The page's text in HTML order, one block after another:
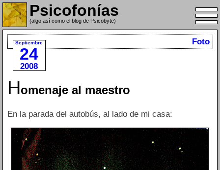
Psicofonías
(algo así como el blog de Psicobyte)
Septiembre
24
2008
Foto
Homenaje al maestro
En la parada del autobús, al lado de mi casa: